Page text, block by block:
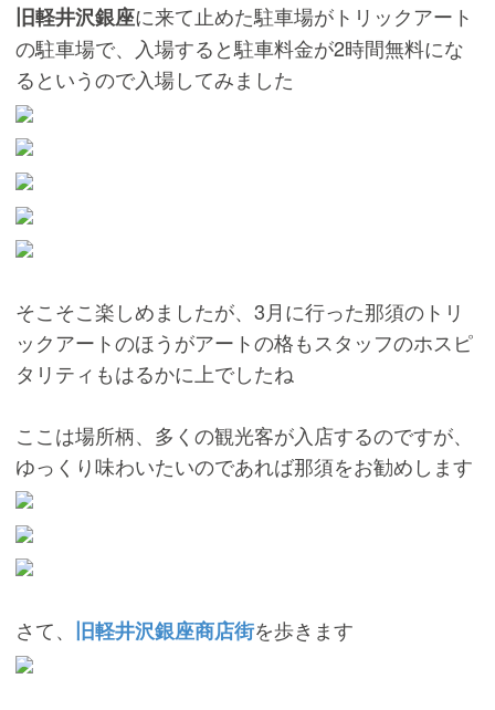
旧軽井沢銀座に来て止めた駐車場がトリックアート
の駐車場で、入場すると駐車料金が2時間無料にな
るというので入場してみました
そこそこ楽しめましたが、3月に行った那須のトリ
ックアートのほうがアートの格もスタッフのホスピ
タリティもはるかに上でしたね
ここは場所柄、多くの観光客が入店するのですが、
ゆっくり味わいたいのであれば那須をお勧めします
さて、 旧軽井沢銀座商店街を歩きます